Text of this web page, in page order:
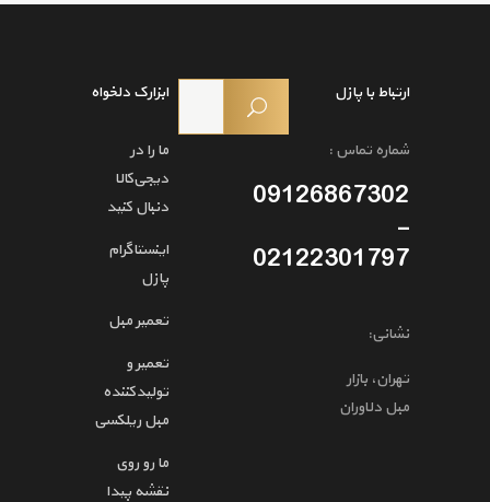
ارتباط با پازل
شماره تماس :
09126867302
-
02122301797
نشانی:
تهران، بازار
مبل دلاوران
ابزارک دلخواه
ما را در
دیجی‌کالا
دنبال کنید
اینستاگرام
پازل
تعمیر مبل
تعمیر و
تولیدکننده
مبل ریلکسی
ما رو روی
نقشه پیدا